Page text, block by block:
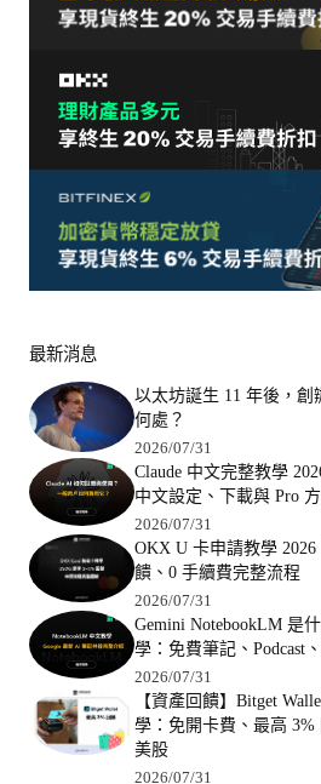
最新消息
以太坊誕生 11 年後，創
何處？
2026/07/31
Claude 中文完整教學
中文設定、下載與 Pro
2026/07/31
OKX U 卡申請教學 2026
饋、0 手續費完整流程
2026/07/31
Gemini NotebookLM 是
學：免費筆記、Podcast
2026/07/31
【資產回饋】Bitget
學：免開卡費、最高 3%
美股
2026/07/31